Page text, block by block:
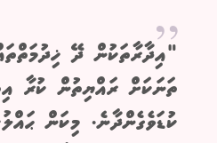
"އިދާރާތަކުން ދޭ
ތަނަކަށް ރައްޔިތުން ކުރާ
ކުޑަވެގެންދާނެ. މިކަން